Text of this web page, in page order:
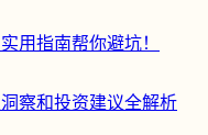
用指南帮你避坑！
察和投资建议全解析